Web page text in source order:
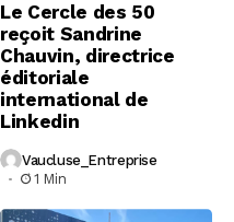
Le Cercle des 50
reçoit Sandrine
Chauvin, directrice
éditoriale
international de
Linkedin
Vaucluse_Entreprise
1 Min